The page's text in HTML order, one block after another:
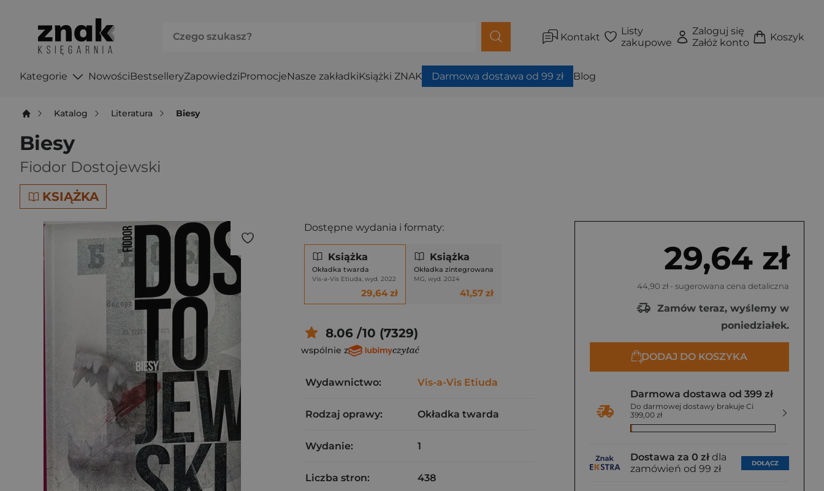
Kontakt
Listy
zakupowe
Zaloguj się
Załóż konto
Koszyk
Kategorie NowościBestselleryZapowiedziPromocjeNasze zakładkiKsiążki ZNAK Darmowa dostawa od 99 zł Blog
Katalog Literatura Biesy
Biesy
Fiodor Dostojewski
KSIĄŻKA
29,64 zł
44,90 zł - sugerowana cena detaliczna
Zamów teraz, wyślemy w
poniedziałek.
DODAJ DO KOSZYKA
Darmowa dostawa od 399 zł
Do darmowej dostawy brakuje Ci
399,00 zł
Dostawa za 0 zł dla
zamówień od 99 zł
DOŁĄCZ
Dostępne wydania i formaty:
Książka
Okładka twarda
Vis-a-Vis Etiuda, wyd. 2022
29,64 zł
Książka
Okładka zintegrowana
MG, wyd. 2024
41,57 zł
8.06 /10 (7329)
wspólnie z
Wydawnictwo: Vis-a-Vis Etiuda
Rodzaj oprawy: Okładka twarda
Wydanie: 1
Liczba stron: 438